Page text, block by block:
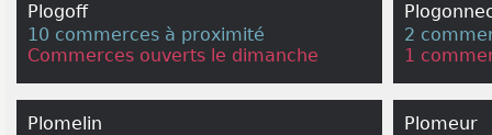
Plogoff
10 commerces à proximité
Commerces ouverts le dimanche
2
1
Plomelin
Plomeur